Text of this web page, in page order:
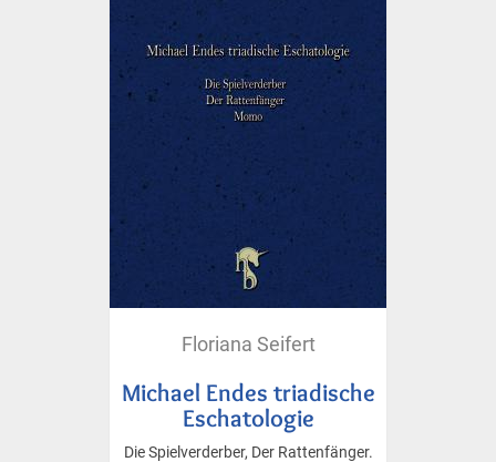
Floriana Seifert
Michael Endes triadische
Eschatologie
Die Spielverderber, Der Rattenfänger.